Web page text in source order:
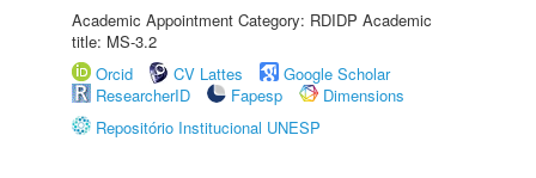
Academic Appointment Category: RDIDP Academic
title: MS-3.2
Orcid
CV Lattes
Google Scholar
ResearcherID
Fapesp
Dimensions
Repositório Institucional UNESP